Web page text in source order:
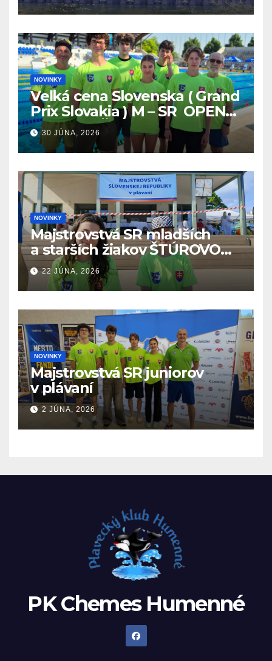
NOVINKY
Veľká cena Slovenska ( Grand
Prix Slovakia ) M – SR OPEN
v plávaní. Šamorín 26.6. –
28.6.2026
30 JÚNA, 2026
NOVINKY
Majstrovstvá SR mladších
a starších žiakov ŠTÚROVO
19.6. – 21.6.2026
22 JÚNA, 2026
NOVINKY
Majstrovstvá SR juniorov
v plávaní
2 JÚNA, 2026
PK Chemes Humenné